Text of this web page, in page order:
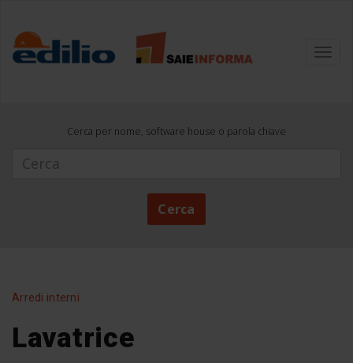
Cerca per nome, software house o parola chiave
Cerca
Arredi interni
Lavatrice